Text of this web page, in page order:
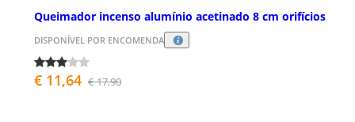
Queimador incenso alumínio acetinado 8 cm orifícios
DISPONÍVEL POR ENCOMENDA
€ 11,64 € 17,90